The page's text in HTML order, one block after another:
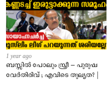
1 year ago
ബസ്സിൽ പോലും സ്ത്രീ – പുരുഷ
വേർതിരിവ് ; എവിടെ തുല്യത? |